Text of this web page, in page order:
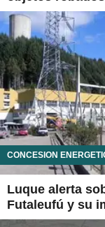
CONCESIÓN
Luque alerta
Futaleufú y su